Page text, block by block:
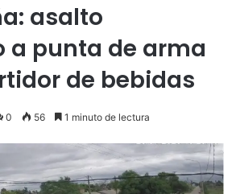
asalto
a punta de arma
de bebidas
0 56 1 minuto de lectura